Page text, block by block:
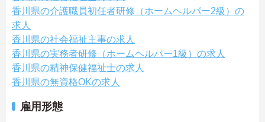
香川県の介護職員初任者研修（ホームヘルパー2級）の
求人
香川県の社会福祉主事の求人
香川県の実務者研修（ホームヘルパー1級）の求人
香川県の精神保健福祉士の求人
香川県の無資格OKの求人
雇用形態